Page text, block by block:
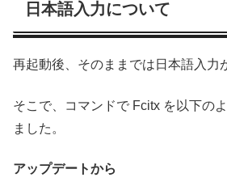
日本語入力について
再起動後、そのままでは日本語入力
そこで、コマンドで Fcitx を以下の
ました。
アップデートから